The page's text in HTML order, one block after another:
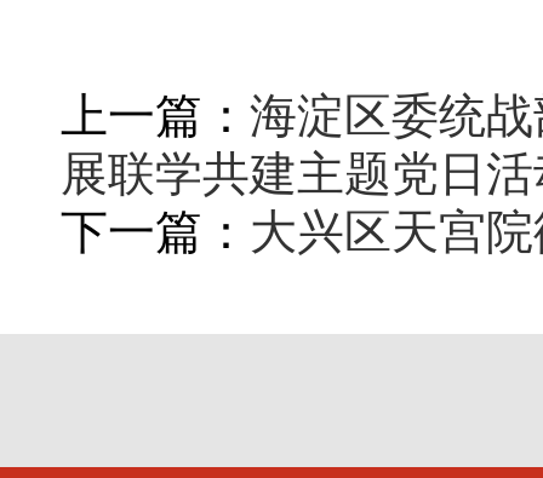
上一篇： 海淀区委统
展联学共建主题党日
下一篇： 大兴区天宫